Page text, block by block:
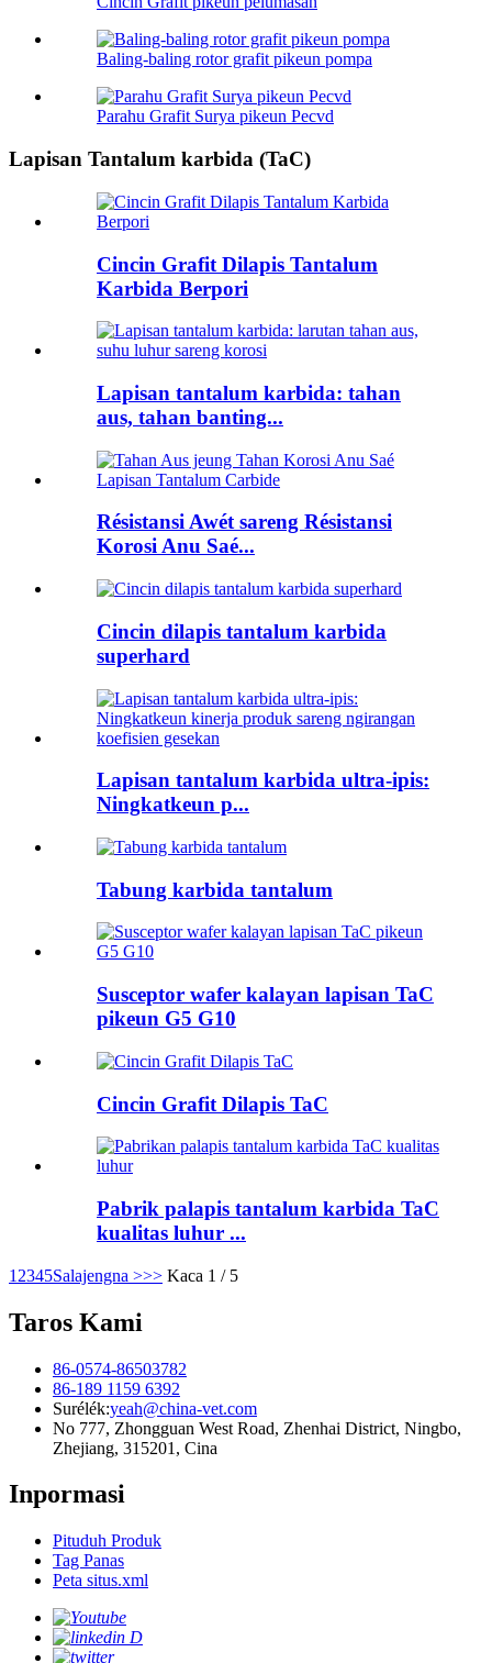
Baling-baling rotor grafit pikeun pompa
Parahu Grafit Surya pikeun Pecvd
Lapisan Tantalum karbida (TaC)
Cincin Grafit Dilapis Tantalum
Karbida Berpori
Lapisan tantalum karbida: tahan
aus, tahan banting...
Résistansi Awét sareng Résistansi
Korosi Anu Saé...
Cincin dilapis tantalum karbida
superhard
Lapisan tantalum karbida ultra-ipis:
Ningkatkeun p...
Tabung karbida tantalum
Susceptor wafer kalayan lapisan TaC
pikeun G5 G10
Cincin Grafit Dilapis TaC
Pabrik palapis tantalum karbida TaC
kualitas luhur ...
1 2345Salajengna >>> Kaca 1 / 5
Taros Kami
86-0574-86503782
86-189 1159 6392
Surélék:yeah@china-vet.com
No 777, Zhongguan West Road, Zhenhai District, Ningbo,
Zhejiang, 315201, Cina
Inpormasi
Pituduh Produk
Tag Panas
Peta situs.xml